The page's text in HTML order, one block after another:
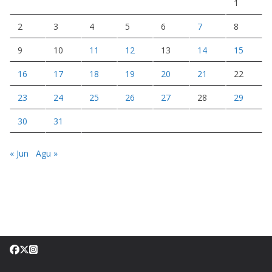
1
2 3 4 5 6 7 8
9 10 11 12 13 14 15
16 17 18 19 20 21 22
23 24 25 26 27 28 29
30 31
« Jun Agu »